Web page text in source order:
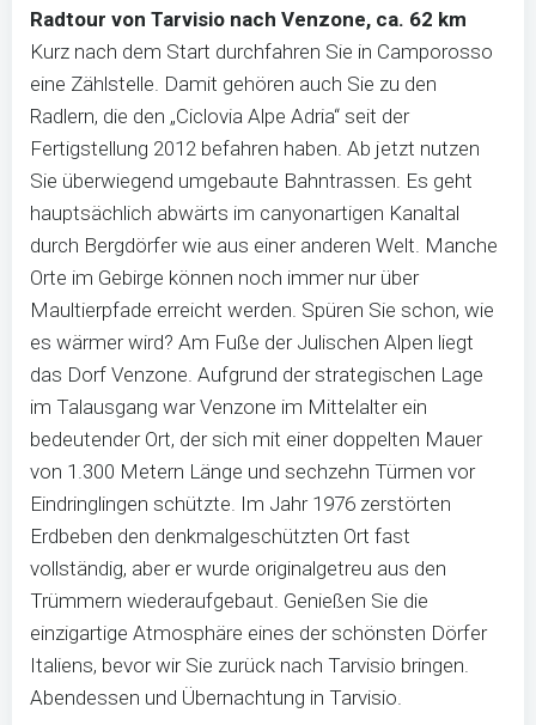
Radtour von Tarvisio nach Venzone, ca. 62 km
Kurz nach dem Start durchfahren Sie in Camporosso
eine Zählstelle. Damit gehören auch Sie zu den
Radlern, die den „Ciclovia Alpe Adria“ seit der
Fertigstellung 2012 befahren haben. Ab jetzt nutzen
Sie überwiegend umgebaute Bahntrassen. Es geht
hauptsächlich abwärts im canyonartigen Kanaltal
durch Bergdörfer wie aus einer anderen Welt. Manche
Orte im Gebirge können noch immer nur über
Maultierpfade erreicht werden. Spüren Sie schon, wie
es wärmer wird? Am Fuße der Julischen Alpen liegt
das Dorf Venzone. Aufgrund der strategischen Lage
im Talausgang war Venzone im Mittelalter ein
bedeutender Ort, der sich mit einer doppelten Mauer
von 1.300 Metern Länge und sechzehn Türmen vor
Eindringlingen schützte. Im Jahr 1976 zerstörten
Erdbeben den denkmalgeschützten Ort fast
vollständig, aber er wurde originalgetreu aus den
Trümmern wiederaufgebaut. Genießen Sie die
einzigartige Atmosphäre eines der schönsten Dörfer
Italiens, bevor wir Sie zurück nach Tarvisio bringen.
Abendessen und Übernachtung in Tarvisio.